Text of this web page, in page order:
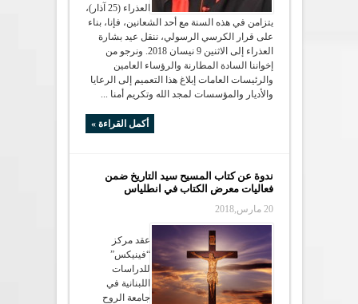
العذراء (25 آذار)،
يتزامن في هذه السنة مع أحد الشعانين، فإنا، بناء
على قرار الكرسي الرسولي، ننقل عيد بشارة
العذراء إلى الاثنين 9 نيسان 2018. ونرجو من
إخواننا السادة المطارنة والرؤساء العامين
والرئيسات العامات إبلاغ هذا التعميم إلى الرعايا
والأديار والمؤسسات لمجد الله وتكريم أمنا ...
أكمل القراءة »
ندوة عن كتاب المسيح سيد التاريخ ضمن
فعاليات معرض الكتاب في انطلياس
20 مارس,2018
عقد مركز
“فينيكس”
للدراسات
اللبنانية في
جامعة الروح